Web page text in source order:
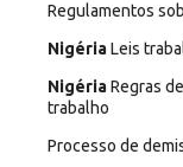
Regulamentos
NigériaLeis
NigériaRegras
trabalho
Processo de